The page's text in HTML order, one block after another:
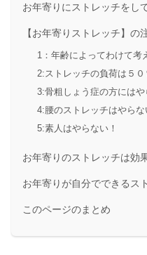
お年寄りにストレッチをし
【お年寄りストレッチ】の
1：年齢によってわけて考
2:ストレッチの負荷は５
3:骨粗しょう症の方にはや
4:腰のストレッチはやらな
5:素人はやらない！
お年寄りのストレッチは効
お年寄りが自分でできるス
このページのまとめ